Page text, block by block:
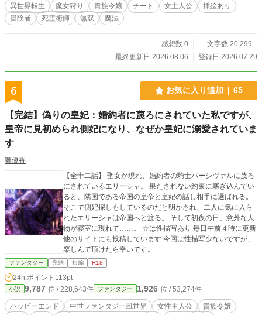
れ、社交界でも孤立。 さらには第一王子へ執着し、聖女へ嫉
妬して問題を起こしたことで、完全に嫌われ者となってい
た。 だが。 その身体へ宿ったのは、死と戦場を知る最強の魔
転生し、不死の軍団と禁忌の魔術を武器に異世界を生き抜く
異世界転生 魔女狩り 貴族令嬢 チート 女主人公
挿絵あり
冒険者
死霊術師 無双 魔法
感想数 0
文字数 20,299
最終更新日 2026.08.06
登録日 2026.07.29
6 お気に入り追加 65
【完結】偽りの皇妃：婚約者に蔑ろにされていた私ですが、
皇帝に見初められ側妃になり、なぜか皇妃に溺愛されていま
す
響優香
【全十二話】 聖女が現れ、婚約者の騎士パーシヴァルに蔑ろ
にされているエリーシャ。 果たされない約束に塞ぎ込んでい
ると、隣国である帝国の皇帝と皇妃の話し相手に選ばれる。
そこで側妃探しもしているのだと明かされ、二人に気に入ら
れたエリーシャは帝国へと渡る。 そして初夜の日、意外な人
物が寝室に現れて……。 ☆は性描写あり 毎日午前４時に更新
他のサイトにも投稿しています 今回は性描写少ないですが、
楽しんで頂けたら幸いです。
ファンタジー 完結 短編 R18
24h.ポイント 113pt
小説 9,787 位 / 228,643件 ファンタジー 1,926 位 / 53,274件
ハッピーエンド 中世ファンタジー風世界 女性主人公
貴族令嬢